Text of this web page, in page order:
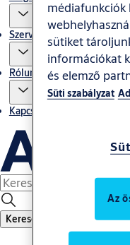
Szerviz
Rólunk
Kapcsolatok
Keresés
médiafunkciók
sütiket
információkat
és elemző
Süti szabályzat
Az